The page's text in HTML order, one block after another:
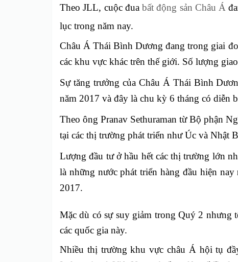
Theo JLL, cuộc đua bất động sản Châu Á
lục trong năm nay.
Châu Á Thái Bình Dương đang trong giai
các khu vực khác trên thế giới. Số lượng
Sự tăng trưởng của Châu Á Thái Bình
năm 2017 và đây là chu kỳ 6 tháng có diễn
Theo ông Pranav Sethuraman từ Bộ phận
tại các thị trường phát triển như Úc và Nhật
Lượng đầu tư ở hầu hết các thị trường lớn
là những nước phát triển hàng đầu hiện
2017.
Mặc dù có sự suy giảm trong Quý 2 nhưng
các quốc gia này.
Nhiều thị trường khu vực châu Á hội tụ